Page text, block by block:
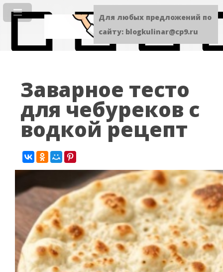
Заварное тесто
для чебуреков с
водкой рецепт
Для любых предложений по
сайту: blogkulinar@cp9.ru